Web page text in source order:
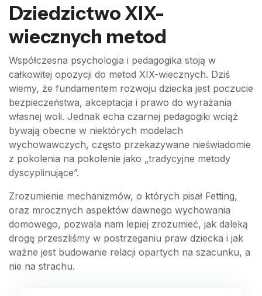
Dziedzictwo XIX-
wiecznych metod
Współczesna psychologia i pedagogika stoją w
całkowitej opozycji do metod XIX-wiecznych. Dziś
wiemy, że fundamentem rozwoju dziecka jest poczucie
bezpieczeństwa, akceptacja i prawo do wyrażania
własnej woli. Jednak echa czarnej pedagogiki wciąż
bywają obecne w niektórych modelach
wychowawczych, często przekazywane nieświadomie
z pokolenia na pokolenie jako „tradycyjne metody
dyscyplinujące”.
Zrozumienie mechanizmów, o których pisał Fetting,
oraz mrocznych aspektów dawnego wychowania
domowego, pozwala nam lepiej zrozumieć, jak daleką
drogę przeszliśmy w postrzeganiu praw dziecka i jak
ważne jest budowanie relacji opartych na szacunku, a
nie na strachu.